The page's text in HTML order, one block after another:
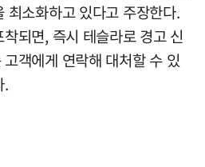
최소화하고 있다고 주장한다.
되면, 즉시 테슬라로 경고 신
객에게 연락해 대처할 수 있
.